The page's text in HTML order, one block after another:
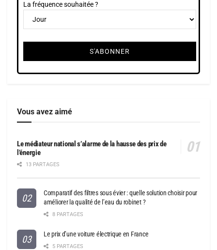
La fréquence souhaitée ?
Vous avez aimé
Le médiateur national s’alarme de la hausse des prix de
l’énergie
13 PARTAGES
Comparatif des filtres sous évier : quelle solution choisir pour
améliorer la qualité de l’eau du robinet ?
8 PARTAGES
Le prix d’une voiture électrique en France
5 PARTAGES